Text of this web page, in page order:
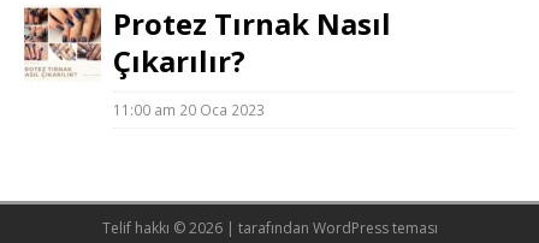
Protez Tırnak Nasıl
Çıkarılır?
11:00 am 20 Oca 2023
Telif hakkı © 2026 | tarafından WordPress teması